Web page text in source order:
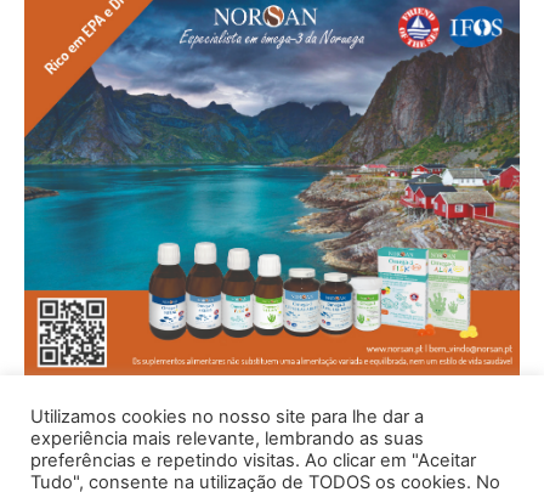
Utilizamos cookies no nosso site para lhe dar a
experiência mais relevante, lembrando as suas
preferências e repetindo visitas. Ao clicar em "Aceitar
Tudo", consente na utilização de TODOS os cookies. No